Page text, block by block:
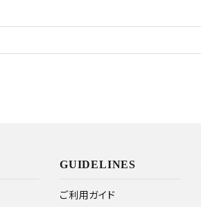
GUIDELINES
ご利用ガイド